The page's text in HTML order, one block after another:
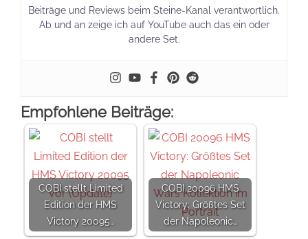
Beiträge und Reviews beim Steine-Kanal verantwortlich.
Ab und an zeige ich auf YouTube auch das ein oder
andere Set.
Empfohlene Beiträge:
COBI stellt Limited
Edition der HMS
Victory 20095…
COBI 20096 HMS
Victory: Größtes Set
der Napoleonic…